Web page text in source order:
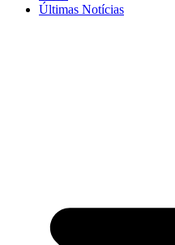
Últimas Notícias